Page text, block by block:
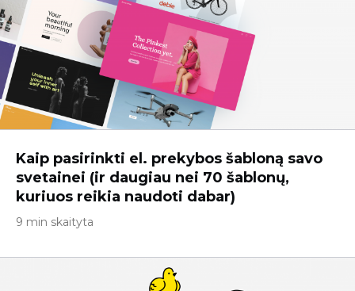
Kaip pasirinkti el. prekybos šabloną savo
svetainei (ir daugiau nei 70 šablonų,
kuriuos reikia naudoti dabar)
9 min skaityta